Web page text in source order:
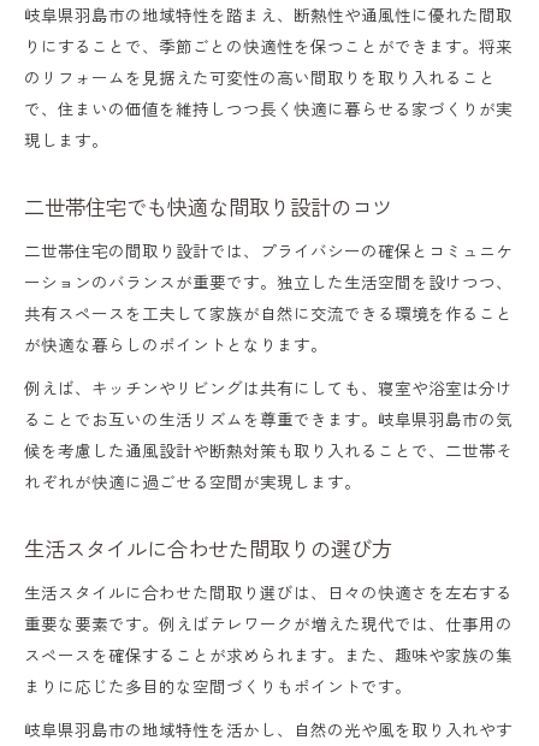
岐阜県羽島市の地域特性を踏まえ、断熱性や通風性に優れた間取
りにすることで、季節ごとの快適性を保つことができます。将来
のリフォームを見据えた可変性の高い間取りを取り入れること
で、住まいの価値を維持しつつ長く快適に暮らせる家づくりが実
現します。
二世帯住宅でも快適な間取り設計のコツ
二世帯住宅の間取り設計では、プライバシーの確保とコミュニケ
ーションのバランスが重要です。独立した生活空間を設けつつ、
共有スペースを工夫して家族が自然に交流できる環境を作ること
が快適な暮らしのポイントとなります。
例えば、キッチンやリビングは共有にしても、寝室や浴室は分け
ることでお互いの生活リズムを尊重できます。岐阜県羽島市の気
候を考慮した通風設計や断熱対策も取り入れることで、二世帯そ
れぞれが快適に過ごせる空間が実現します。
生活スタイルに合わせた間取りの選び方
生活スタイルに合わせた間取り選びは、日々の快適さを左右する
重要な要素です。例えばテレワークが増えた現代では、仕事用の
スペースを確保することが求められます。また、趣味や家族の集
まりに応じた多目的な空間づくりもポイントです。
岐阜県羽島市の地域特性を活かし、自然の光や風を取り入れやす